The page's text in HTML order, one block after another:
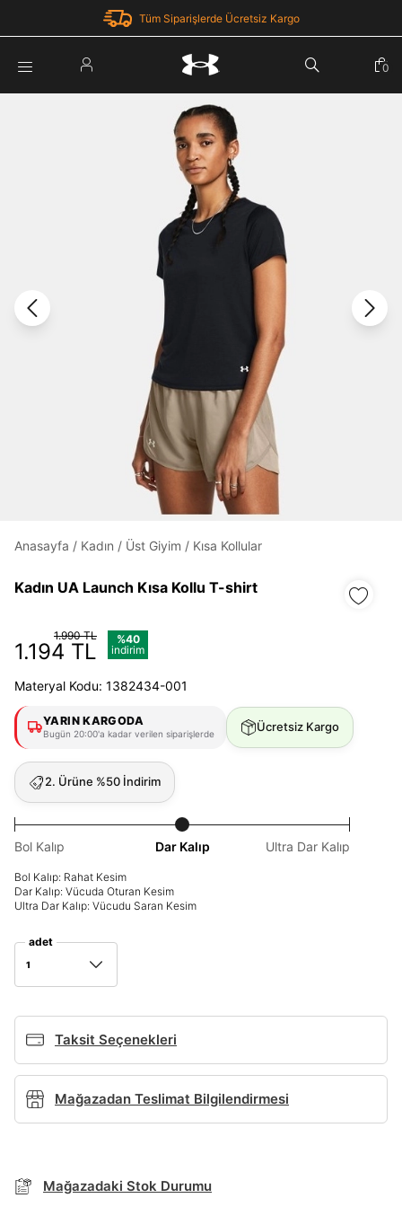
Tüm Siparişlerde Ücretsiz Kargo
Under Armour'da yeni misiniz? Kayıt Ol
Üye Olmadan Devam Et
0
Anasayfa / Kadın / Üst Giyim / Kısa Kollular
Kadın UA Launch Kısa Kollu T-shirt
1.990 TL
1.194 TL
%40
indirim
Materyal Kodu: 1382434-001
YARIN KARGODA
Bugün 20:00'a kadar verilen siparişlerde Ücretsiz Kargo
2. Ürüne %50 İndirim
Bol Kalıp Dar Kalıp Ultra Dar Kalıp
Bol Kalıp: Rahat Kesim
Dar Kalıp: Vücuda Oturan Kesim
Ultra Dar Kalıp: Vücudu Saran Kesim
adet
1
Taksit Seçenekleri
Banka Kart
Mağazadan Teslimat Bilgilendirmesi
Mağazadaki Stok Durumu
BEDEN TABLOSU
Term Of Use
ipsum
Siparişinizin durumu hakkında bilgi alabilmek için
Parola Yenileme
Parolayı Yenile
Giriş Sayfasına Dön
Zaten hesabın var mı? Giriş yap
Daha hızlı ödeme. Hızlı sipariş takibi.
Kolay iade ve değişim.
Giriş Yap
E-posta
göster
Beni Hatırla
Giriş Yap
E-posta Adresi*
sn
sn